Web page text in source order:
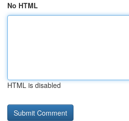
No HTML
HTML is disabled